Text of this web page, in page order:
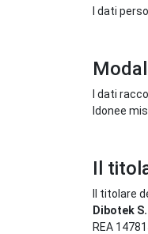
I dati
I dati
Idonee
Il
Il titolare
Dibotek
REA